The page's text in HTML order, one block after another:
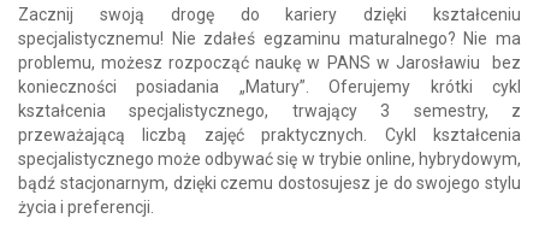
Zacznij swoją drogę do kariery dzięki kształceniu
specjalistycznemu! Nie zdałeś egzaminu maturalnego? Nie ma
problemu, możesz rozpocząć naukę w PANS w Jarosławiu bez
konieczności posiadania „Matury”. Oferujemy krótki cykl
kształcenia specjalistycznego, trwający 3 semestry, z
przeważającą liczbą zajęć praktycznych. Cykl kształcenia
specjalistycznego może odbywać się w trybie online, hybrydowym,
bądź stacjonarnym, dzięki czemu dostosujesz je do swojego stylu
życia i preferencji.